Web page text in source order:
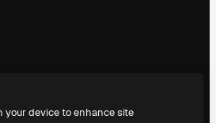
your device to enhance site